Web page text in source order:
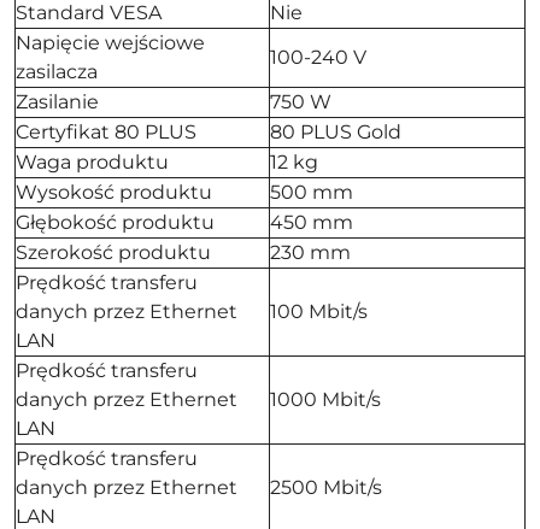
Standard VESA
Nie
Napięcie wejściowe
zasilacza
100-240 V
Zasilanie
750 W
Certyfikat 80 PLUS
80 PLUS Gold
Waga produktu
12 kg
Wysokość produktu
500 mm
Głębokość produktu
450 mm
Szerokość produktu
230 mm
Prędkość transferu
danych przez Ethernet
LAN
100 Mbit/s
Prędkość transferu
danych przez Ethernet
LAN
1000 Mbit/s
Prędkość transferu
danych przez Ethernet
LAN
2500 Mbit/s